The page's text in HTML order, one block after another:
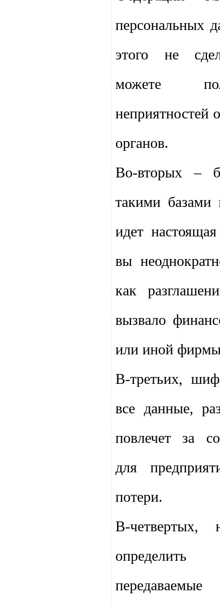
персональных
этого не
можете
неприятностей
органов.
Во-вторых –
такими базами
идет
вы
как
вызвало
или иной
В-третьих,
все данные,
повлечет за
для
потери.
В-четвертых,